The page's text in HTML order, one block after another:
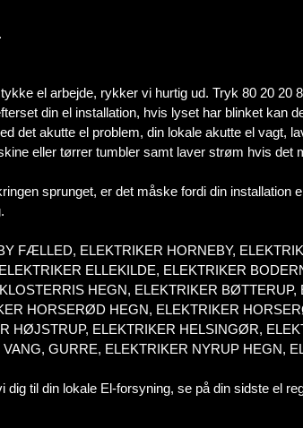
el arbejde, rykker vi hurtig ud. Tryk 80 20 20
din el installation, hvis lyset har blinket kan
akutte el problem, din lokale akutte el vagt,
eller tørrer tumbler samt laver strøm hvis det
sprunget, er det måske fordi din installation
FÆLLED, ELEKTRIKER HORNEBY,
ELLEKILDE, ELEKTRIKER
HEGN, ELEKTRIKER
HORSERØD HEGN, ELEKTRIKER
ELEKTRIKER HELSINGØR,
GURRE, ELEKTRIKER NYRUP HEGN,
til din lokale El-forsyning, se på din sidste el